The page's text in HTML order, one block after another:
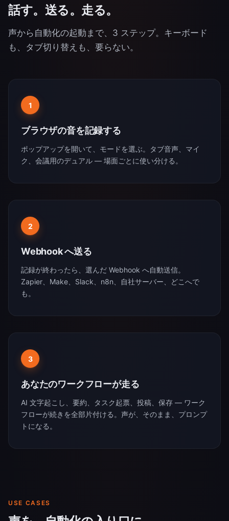
話す。送る。走る。
声から自動化の起動まで、3 ステップ。キーボード
も、タブ切り替えも、要らない。
1
ブラウザの音を記録する
ポップアップを開いて、モードを選ぶ。タブ音声、マイ
ク、会議用のデュアル — 場面ごとに使い分ける。
2
Webhook へ送る
記録が終わったら、選んだ Webhook へ自動送信。
Zapier、Make、Slack、n8n、自社サーバー、どこへで
も。
3
あなたのワークフローが走る
AI 文字起こし、要約、タスク起票、投稿、保存 — ワーク
フローが続きを全部片付ける。声が、そのまま、プロンプ
トになる。
USE CASES